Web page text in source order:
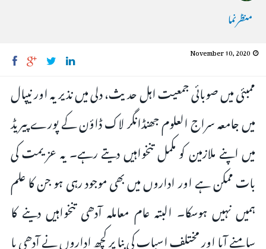
منظرنما
November 10, 2020
ممبئی میں صوبائی جمعیت اہل حدیث، دلی میں نذیریہ اور نیپال
میں جامعہ سراج العلوم جھنڈانگر لاک ڈاؤن کے پورے پیریڈ
میں اپنے ملازمین کو مکمل تنخواہیں دیتے رہے۔ یہ عزیمت کی
بات ممکن ہے اور اداروں میں بھی موجود رہی ہو جن کا علم
ہمیں نہیں ہوسکا۔ البتہ عام معاملہ آدھی تنخواہیں دینے کا
سامنے آیا اور مختلف اسباب کی بنا پر کچھ اداروں نے آدھی یا